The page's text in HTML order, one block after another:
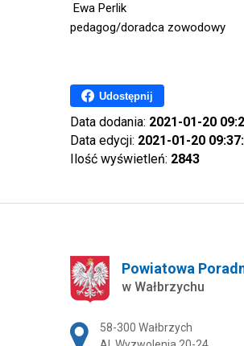
Ewa Perlik
pedagog/doradca zowodowy
Udostępnij
Data dodania: 2021-01-20
Data edycji: 2021-01-20
Ilość wyświetleń: 2843
Powiatowa
w Wałbrzychu
Adres pocztowy:
58-300 Wałbrzych